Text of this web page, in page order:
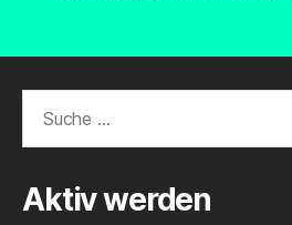
nach:
Aktiv werden